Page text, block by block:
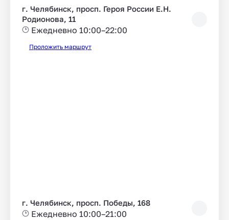
г. Челябинск, просп. Героя России Е.Н.
Родионова, 11
Ежедневно 10:00–22:00
Проложить маршрут
г. Челябинск, просп. Победы, 168
Ежедневно 10:00–21:00